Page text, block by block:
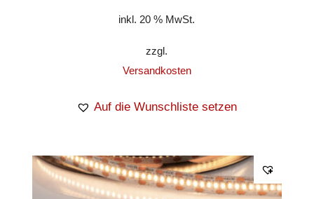
inkl. 20 % MwSt.
zzgl.
Versandkosten
Auf die Wunschliste setzen